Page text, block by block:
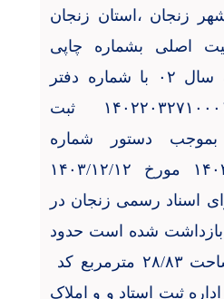
شماره ۴۳ شهر زنجان ،استان زنجان
اصلی بشماره چاپی
۲۹۶۸۳۱ سری الف سال ۰۲ با شماره دفتر
الکترونیکی ۱۴۰۲۲۰۳۲۷۱۰۰۰۱۸۳۸ ثبت
دستور شماره
۱۴۰۳۰۵۸۲۷۰۸۵۰۰۲۶۰۹ مورخ ۱۴۰۳/۱۲/۱۲
اسناد رسمی زنجان در
بازداشت شده است حدود
کد
ثبت استاد و و املاک